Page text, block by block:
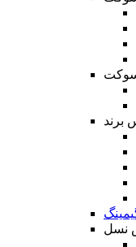
برند
نسل